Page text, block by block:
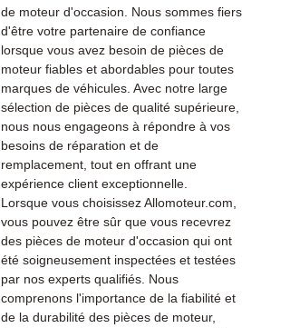
de moteur d'occasion. Nous sommes fiers
d'être votre partenaire de confiance
lorsque vous avez besoin de pièces de
moteur fiables et abordables pour toutes
marques de véhicules. Avec notre large
sélection de pièces de qualité supérieure,
nous nous engageons à répondre à vos
besoins de réparation et de
remplacement, tout en offrant une
expérience client exceptionnelle.
Lorsque vous choisissez Allomoteur.com,
vous pouvez être sûr que vous recevrez
des pièces de moteur d'occasion qui ont
été soigneusement inspectées et testées
par nos experts qualifiés. Nous
comprenons l'importance de la fiabilité et
de la durabilité des pièces de moteur,